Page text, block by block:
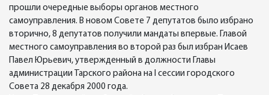
прошли очередные выборы органов местного
самоуправления. В новом Совете 7 депутатов было избрано
вторично, 8 депутатов получили мандаты впервые. Главой
местного самоуправления во второй раз был избран Исаев
Павел Юрьевич, утвержденный в должности Главы
администрации Тарского района на I сессии городского
Совета 28 декабря 2000 года.